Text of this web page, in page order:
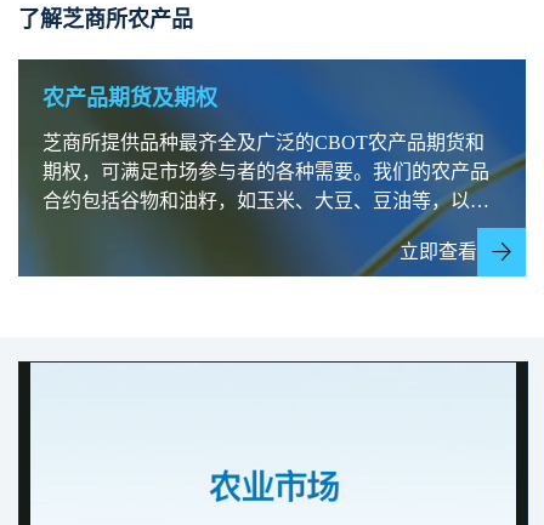
了解芝商所农产品
农产品期货及期权
芝商所提供品种最齐全及广泛的CBOT农产品期货和
期权，可满足市场参与者的各种需要。我们的农产品
合约包括谷物和油籽，如玉米、大豆、豆油等，以及
立即查看